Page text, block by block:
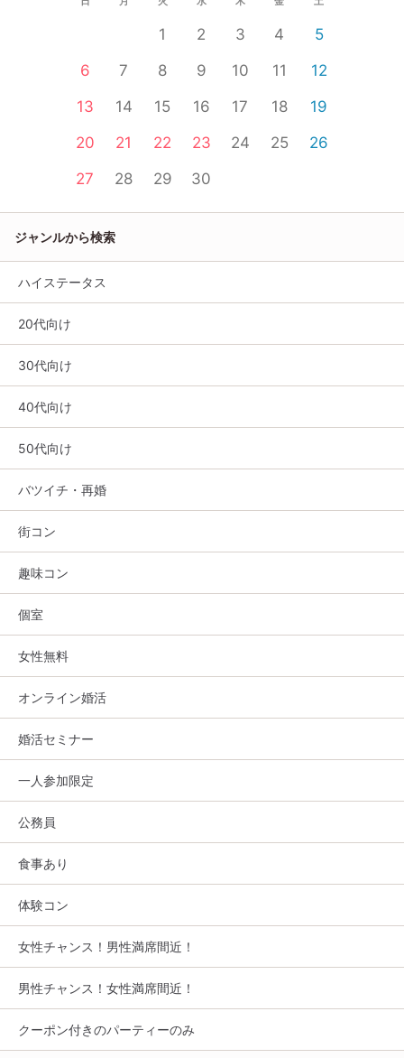
1 2 3 4
5
6
7 8 9 10 11
12
13
14 15 16 17 18
19
20
21 22 23 24 25
26
27
28 29 30
ジャンルから検索
ハイステータス
20代向け
30代向け
40代向け
50代向け
バツイチ・再婚
街コン
趣味コン
個室
女性無料
オンライン婚活
婚活セミナー
一人参加限定
公務員
食事あり
体験コン
女性チャンス！男性満席間近！
男性チャンス！女性満席間近！
クーポン付きのパーティーのみ